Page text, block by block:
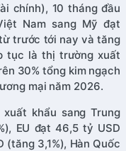
chính), 10 tháng đầu
Nam sang Mỹ đạt
trước tới nay và tăng
tục là thị trường xuất
30% tổng kim ngạch
mại năm 2026.
khẩu sang Trung
EU đạt 46,5 tỷ USD
(tăng 3,1%), Hàn Quốc